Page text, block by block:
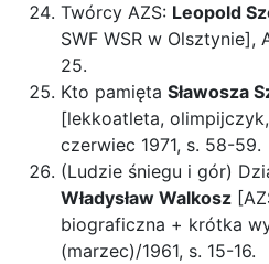
Twórcy AZS: Leopold
SWF WSR w Olsztynie],
25.
Kto pamięta Sławosza
[lekkoatleta,
czerwiec 1971, s. 58-59.
(Ludzie śniegu i gór)
Władysław Walkosz
biograficzna + krótka
(marzec)/1961, s. 15-16.